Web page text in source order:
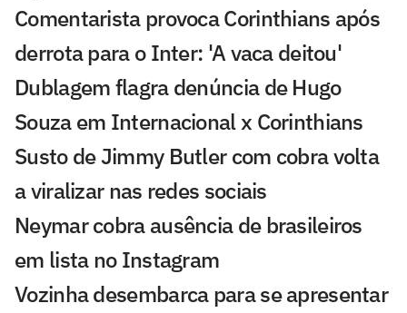
Comentarista provoca Corinthians após
derrota para o Inter: 'A vaca deitou'
Dublagem flagra denúncia de Hugo
Souza em Internacional x Corinthians
Susto de Jimmy Butler com cobra volta
a viralizar nas redes sociais
Neymar cobra ausência de brasileiros
em lista no Instagram
Vozinha desembarca para se apresentar